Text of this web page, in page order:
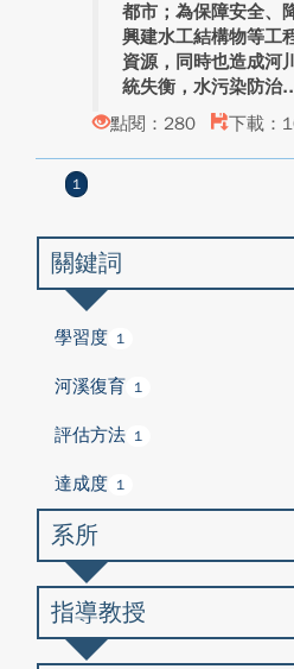
都市；為保障安全、
興建水工結構物等工
資源，同時也造成河
統失衡，水污染防治
點閱：280
下載：
1
關鍵詞
學習度 1
河溪復育 1
評估方法 1
達成度 1
系所
指導教授